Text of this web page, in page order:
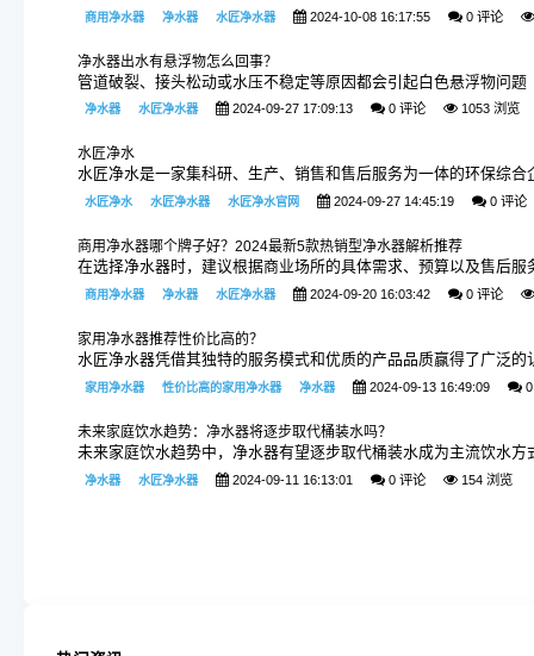
商用净水器 净水器 水匠净水器 2024-10-08 16:17:55 0 评论
净水器出水有悬浮物怎么回事？
管道破裂、接头松动或水压不稳定等原因都会引起白色悬浮物问题
净水器 水匠净水器 2024-09-27 17:09:13 0 评论 1053 浏览
水匠净水
水匠净水是一家集科研、生产、销售和售后服务为一体的环保综合
水匠净水 水匠净水器 水匠净水官网 2024-09-27 14:45:19 0 评论
商用净水器哪个牌子好？2024最新5款热销型净水器解析推荐
在选择净水器时，建议根据商业场所的具体需求、预算以及售后服
商用净水器 净水器 水匠净水器 2024-09-20 16:03:42 0 评论
家用净水器推荐性价比高的？
水匠净水器凭借其独特的服务模式和优质的产品品质赢得了广泛的
家用净水器 性价比高的家用净水器 净水器 2024-09-13 16:49:09
未来家庭饮水趋势：净水器将逐步取代桶装水吗？
未来家庭饮水趋势中，净水器有望逐步取代桶装水成为主流饮水方
净水器 水匠净水器 2024-09-11 16:13:01 0 评论 154 浏览